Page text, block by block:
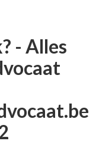
- Alles